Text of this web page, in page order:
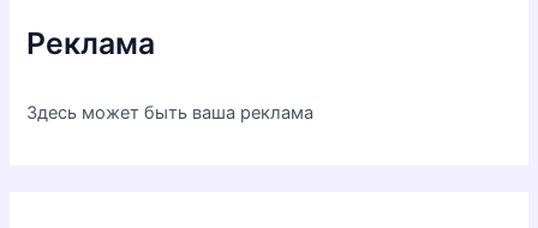
Реклама
Здесь может быть ваша реклама